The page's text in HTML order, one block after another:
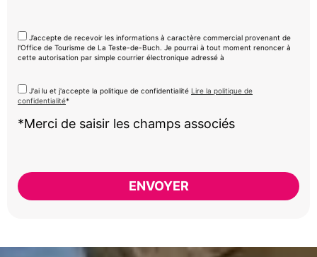
J’accepte de recevoir les informations à caractère commercial provenant de
l'Office de Tourisme de La Teste-de-Buch. Je pourrai à tout moment renoncer à
cette autorisation par simple courrier électronique adressé à
J'ai lu et j'accepte la politique de confidentialité Lire la politique de
confidentialité*
*Merci de saisir les champs associés